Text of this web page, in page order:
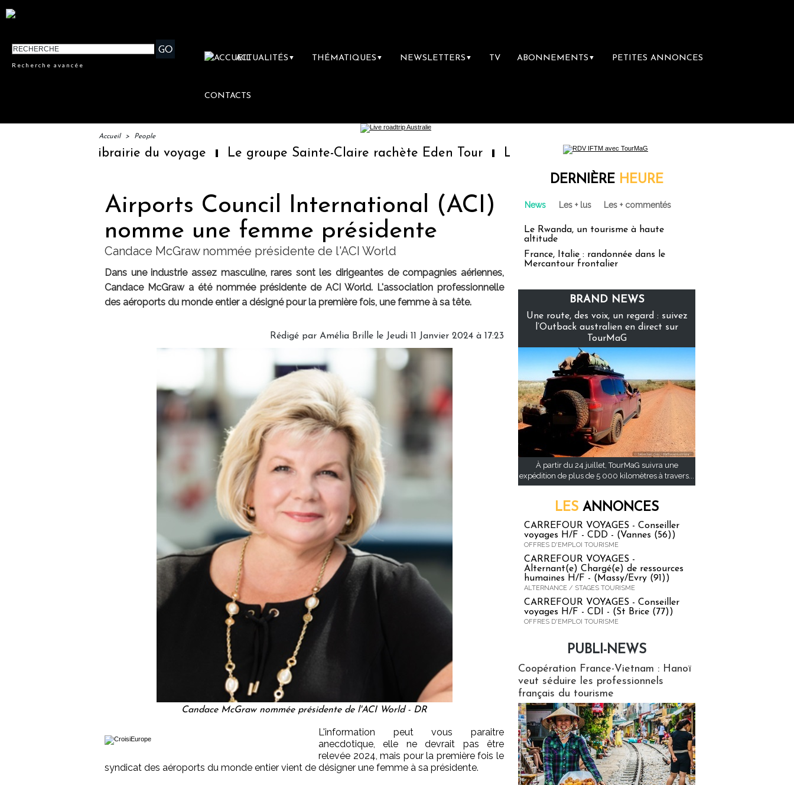
Recherche avancée
ACTUALITÉS ▼ THÉMATIQUES ▼ NEWSLETTERS ▼ TV ABONNEMENTS ▼ PETITES ANNONCES
CONTACTS
Accueil > People
librairie du voyage Le groupe Sainte-Claire rachète Eden Tour L’accès aux vacances : un droit inachevé totalement
Airports Council International (ACI)
nomme une femme présidente
Candace McGraw nommée présidente de l'ACI World
Dans une industrie assez masculine, rares sont les dirigeantes de compagnies aériennes,
Candace McGraw a été nommée présidente de ACI World. L'association professionnelle
des aéroports du monde entier a désigné pour la première fois, une femme à sa tête.
Rédigé par Amélia Brille le Jeudi 11 Janvier 2024 à 17:23
Candace McGraw nommée présidente de l'ACI World - DR
L'information peut vous paraitre
anecdotique, elle ne devrait pas être
relevée 2024, mais pour la première fois le
syndicat des aéroports du monde entier vient de désigner une femme à sa présidente.
DERNIÈRE HEURE
News Les + lus Les + commentés
Le Rwanda, un tourisme à haute
altitude
France, Italie : randonnée dans le
Mercantour frontalier
BRAND NEWS
Une route, des voix, un regard : suivez
l’Outback australien en direct sur
TourMaG
À partir du 24 juillet, TourMaG suivra une
expédition de plus de 5 000 kilomètres à travers...
LES ANNONCES
CARREFOUR VOYAGES - Conseiller
voyages H/F - CDD - (Vannes (56))
OFFRES D'EMPLOI TOURISME
CARREFOUR VOYAGES -
Alternant(e) Chargé(e) de ressources
humaines H/F - (Massy/Evry (91))
ALTERNANCE / STAGES TOURISME
CARREFOUR VOYAGES - Conseiller
voyages H/F - CDI - (St Brice (77))
OFFRES D'EMPLOI TOURISME
PUBLI-NEWS
Coopération France-Vietnam : Hanoï
veut séduire les professionnels
français du tourisme